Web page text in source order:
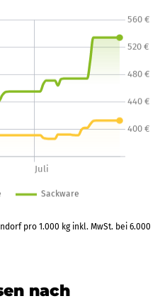
pro 1.000 kg inkl. MwSt. bei 6.000
nach